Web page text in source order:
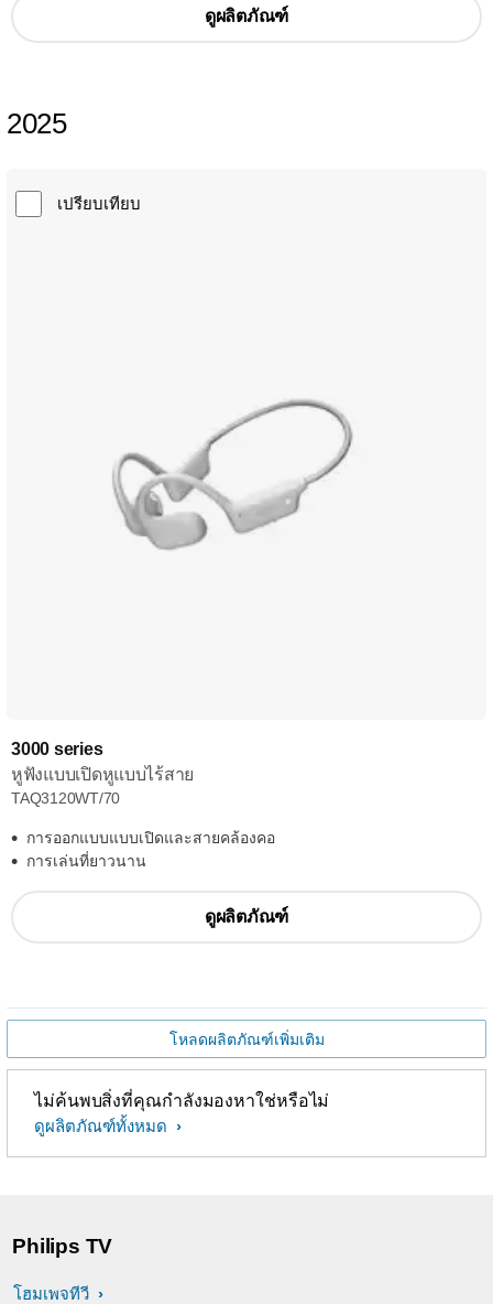
ดูผลิตภัณฑ์
2025
เปรียบเทียบ
3000 series
หูฟังแบบเปิดหูแบบไร้สาย
TAQ3120WT/70
การออกแบบแบบเปิดและสายคล้องคอ
การเล่นที่ยาวนาน
ดูผลิตภัณฑ์
โหลดผลิตภัณฑ์เพิ่มเติม
ไม่ค้นพบสิ่งที่คุณกำลังมองหาใช่หรือไม่
ดูผลิตภัณฑ์ทั้งหมด
Philips TV
โฮมเพจทีวี